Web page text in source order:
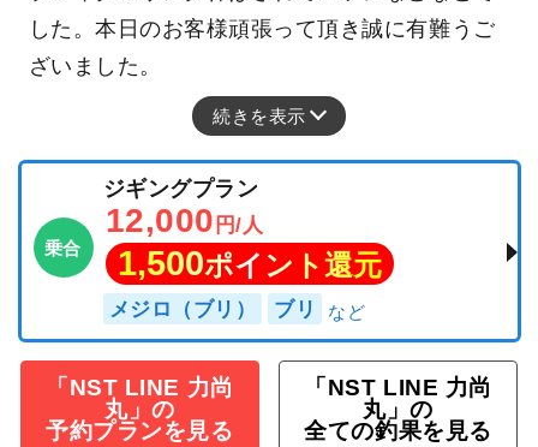
した。本日のお客様頑張って頂き誠に有難うご
ざいました。
続きを表示
乗合
ジギングプラン
12,000 円/人
1,500ポイント還元
メジロ（ブリ） ブリ
「NST LINE 力尚
丸」の
予約プランを見る
「NST LINE 力尚
丸」の
全ての釣果を見る